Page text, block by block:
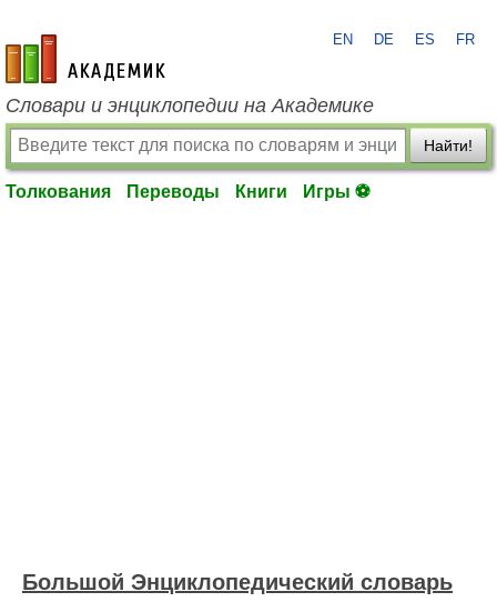
academic.ru
EN DE ES FR
Словари и энциклопедии на Академике
Найти!
Толкования Переводы Книги Игры ⚽
Большой Энциклопедический словарь